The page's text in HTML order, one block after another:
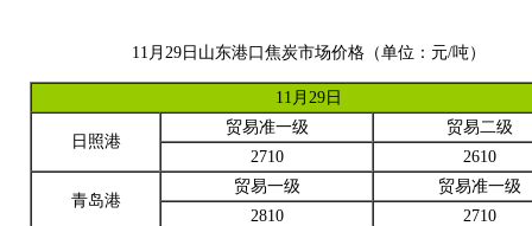
11月29日山东港口焦炭市场价格（单位：元/吨）
11月29日
日照港
贸易准一级
贸易二级
2710
2610
青岛港
贸易一级
贸易准一级
2810
2710